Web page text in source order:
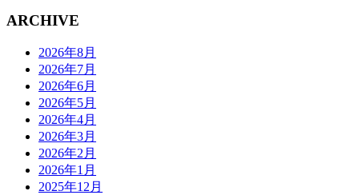
ARCHIVE
2026年8月
2026年7月
2026年6月
2026年5月
2026年4月
2026年3月
2026年2月
2026年1月
2025年12月